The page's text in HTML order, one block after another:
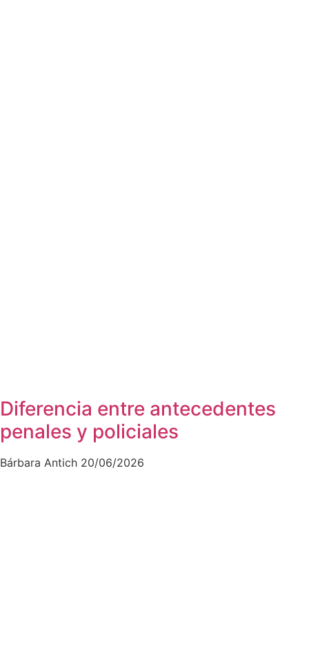
Diferencia entre antecedentes
penales y policiales
Bárbara Antich 20/06/2026